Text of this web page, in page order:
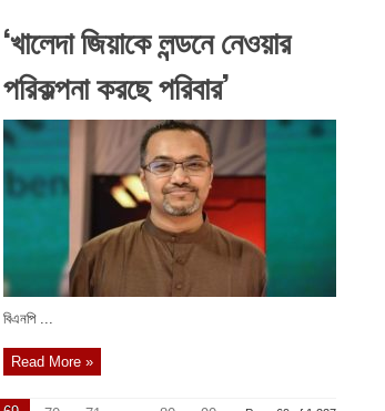
‘খালেদা জিয়াকে লন্ডনে নেওয়ার
পরিকল্পনা করছে পরিবার’
বিএনপি ...
Read More »